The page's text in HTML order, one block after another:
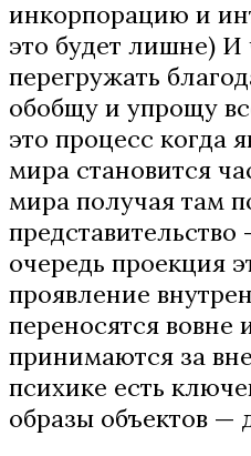
инкорпорацию и
это будет лишне) И
перегружать
обобщу и упрощу
это процесс когда
мира становится
мира получая там
очередь проекция
проявление
переносятся вовне
принимаются за
психике есть
образы объектов —